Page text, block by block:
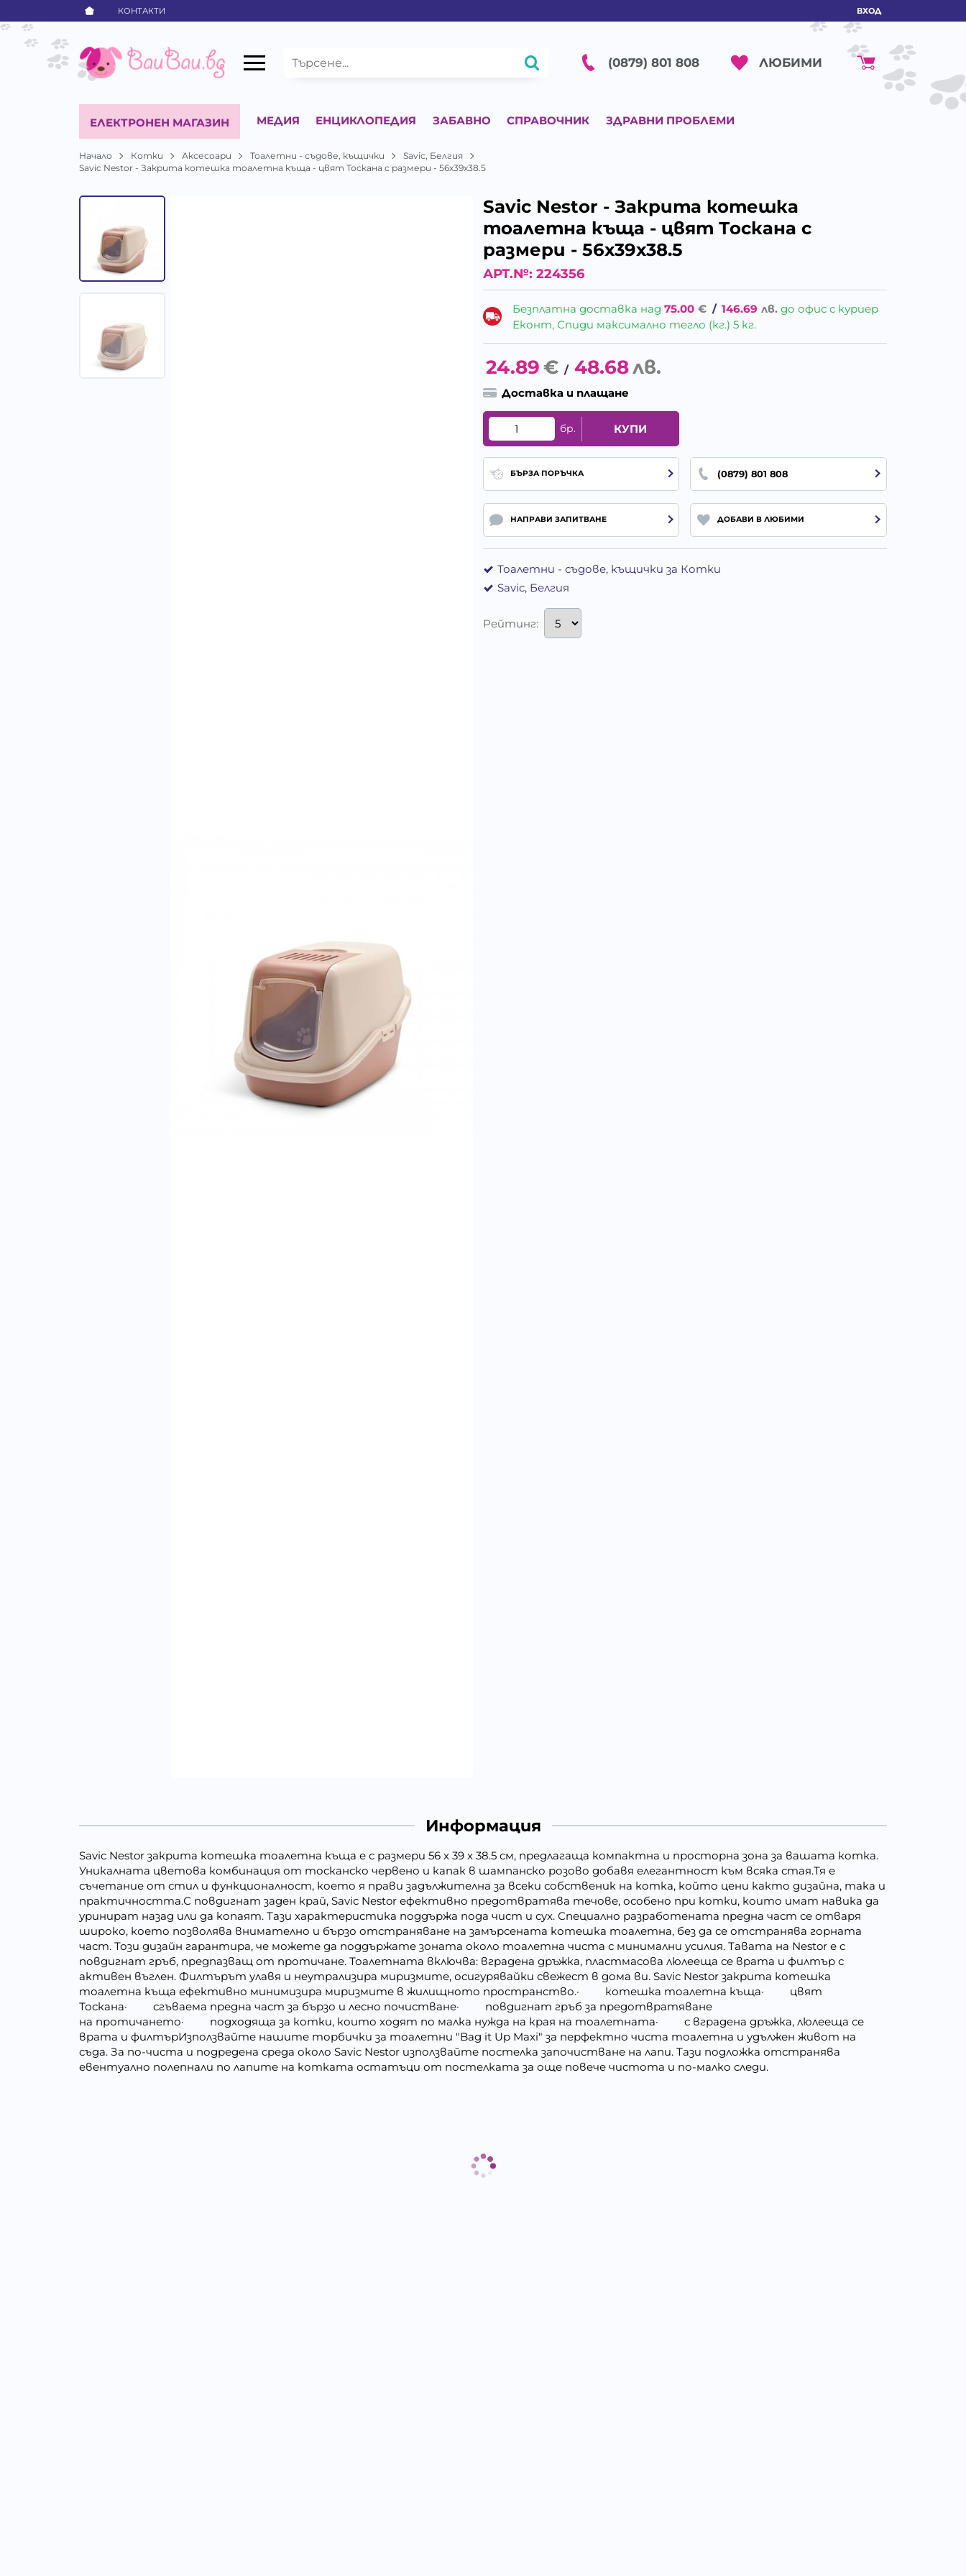
КОНТАКТИ ВХОД
(0879) 801 808 ЛЮБИМИ
ЕЛЕКТРОНЕН МАГАЗИН МЕДИЯ ЕНЦИКЛОПЕДИЯ ЗАБАВНО СПРАВОЧНИК ЗДРАВНИ ПРОБЛЕМИ
Начало Котки Аксесоари Тоалетни - съдове, къщички
Savic, Белгия
Savic Nestor - Закрита котешка тоалетна къща - цвят Тоскана с размери - 56х39х38.5
Savic Nestor - Закрита котешка
тоалетна къща - цвят Тоскана с
размери - 56х39х38.5
АРТ.№: 224356
Безплатна доставка над75.00 € / 146.69 лв. до офис с куриер
Еконт, Спиди максимално тегло (кг.) 5 кг.
24.89€ / 48.68лв.
Доставка и плащане
бр. КУПИ
БЪРЗА ПОРЪЧКА (0879) 801 808
НАПРАВИ ЗАПИТВАНЕ ДОБАВИ В ЛЮБИМИ
Тоалетни - съдове, къщички за Котки
Savic, Белгия
Рейтинг:
Информация
Savic Nestor закрита котешка тоалетна къща е с размери 56 x 39 x 38.5 см, предлагаща компактна и просторна зона за вашата котка.
Уникалната цветова комбинация от тосканско червено и капак в шампанско розово добавя елегантност към всяка стая.Тя е
съчетание от стил и функционалност, което я прави задължителна за всеки собственик на котка, който цени както дизайна, така и
практичността.С повдигнат заден край, Savic Nestor ефективно предотвратява течове, особено при котки, които имат навика да
уринират назад или да копаят. Тази характеристика поддържа пода чист и сух. Специално разработената предна част се отваря
широко, което позволява внимателно и бързо отстраняване на замърсената котешка тоалетна, без да се отстранява горната
част. Този дизайн гарантира, че можете да поддържате зоната около тоалетна чиста с минимални усилия. Тавата на Nestor е с
повдигнат гръб, предпазващ от протичане. Тоалетната включва: вградена дръжка, пластмасова люлееща се врата и филтър с
активен въглен. Филтърът улавя и неутрализира миризмите, осигурявайки свежест в дома ви. Savic Nestor закрита котешка
тоалетна къща ефективно минимизира миризмите в жилищното пространство.· котешка тоалетна къща· цвят
Тоскана· сгъваема предна част за бързо и лесно почистване· повдигнат гръб за предотвратяване
на протичането· подходяща за котки, които ходят по малка нужда на края на тоалетната· с вградена дръжка, люлееща се
врата и филтърИзползвайте нашите торбички за тоалетни "Bag it Up Maxi" за перфектно чиста тоалетна и удължен живот на
съда. За по-чиста и подредена среда около Savic Nestor използвайте постелка започистване на лапи. Тази подложка отстранява
евентуално полепнали по лапите на котката остатъци от постелката за още повече чистота и по-малко следи.